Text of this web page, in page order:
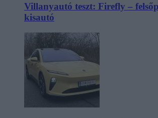
Villanyautó teszt: Firefly –
kisautó